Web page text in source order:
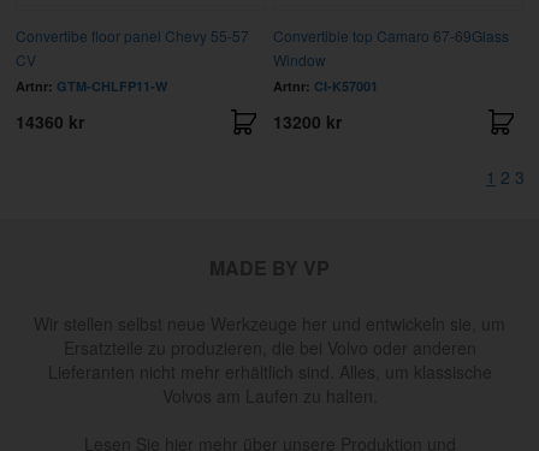
Convertibe floor panel Chevy 55-57
CV
Artnr: GTM-CHLFP11-W
14360 kr
Convertible top Camaro 67-69Glass
Window
Artnr: CI-K57001
13200 kr
1 2 3